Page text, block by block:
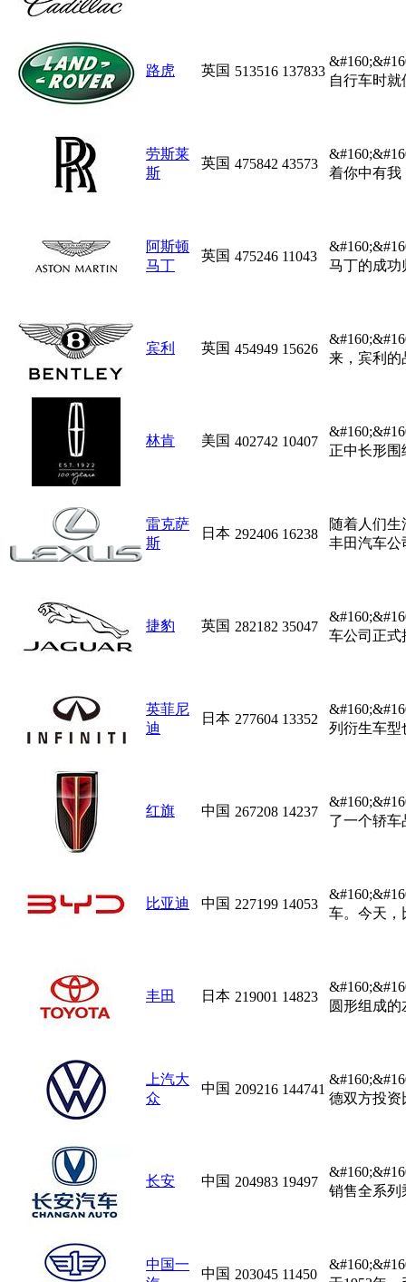
路虎 英国 513516 137833
自行车时就
劳斯莱
斯
英国 475842 43573
着你中有我
阿斯顿
马丁
英国 475246 11043
马丁的成功
宾利 英国 454949 15626
来，宾利的
林肯 美国 402742 10407
正中长形围
雷克萨
斯
日本 292406 16238
随着人们
丰田汽车公
捷豹 英国 282182 35047
车公司正式
英菲尼
迪
日本 277604 13352
列衍生车型
红旗 中国 267208 14237
了一个轿车
比亚迪 中国 227199 14053
车。今天，
丰田 日本 219001 14823
圆形组成
上汽大
众
中国 209216 144741
德双方投资
长安 中国 204983 19497
销售全系列
中国一
中国 203045 11450